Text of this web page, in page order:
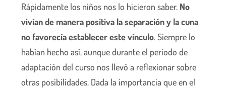
Rápidamente los niños nos lo hicieron saber. No
vivían de manera positiva la separación y la cuna
no favorecía establecer este vínculo. Siempre lo
habían hecho así, aunque durante el periodo de
adaptación del curso nos llevó a reflexionar sobre
otras posibilidades. Dada la importancia que en el